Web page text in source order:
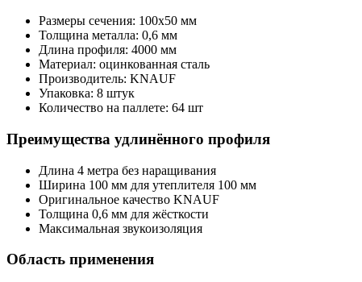
Размеры сечения: 100х50 мм
Толщина металла: 0,6 мм
Длина профиля: 4000 мм
Материал: оцинкованная сталь
Производитель: KNAUF
Упаковка: 8 штук
Количество на паллете: 64 шт
Преимущества удлинённого профиля
Длина 4 метра без наращивания
Ширина 100 мм для утеплителя 100 мм
Оригинальное качество KNAUF
Толщина 0,6 мм для жёсткости
Максимальная звукоизоляция
Область применения